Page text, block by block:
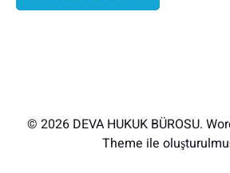
© 2026 DEVA HUKUK BÜROSU.
Theme ile